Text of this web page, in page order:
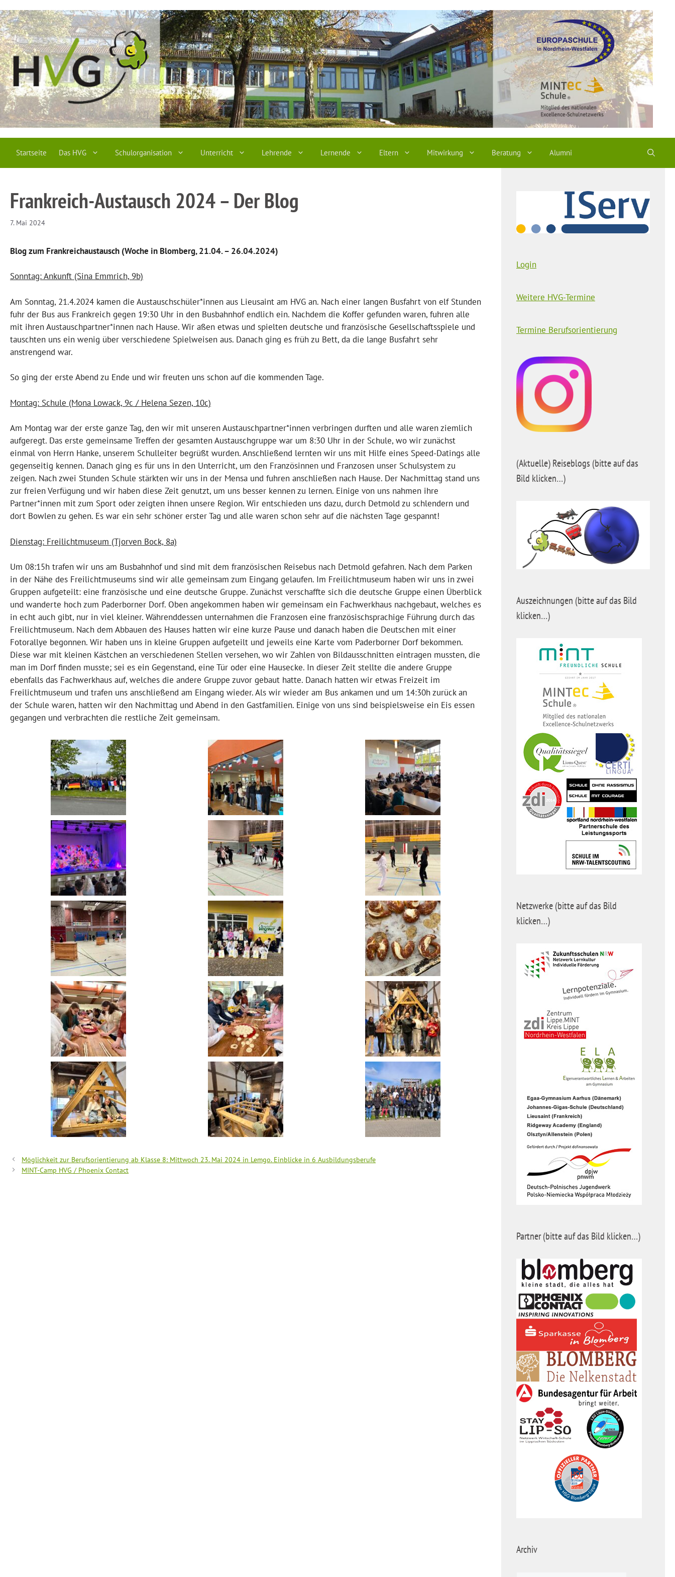
Inhalt
springen
Startseite Das HVG Schulorganisation Unterricht Lehrende Lernende Eltern Mitwirkung Beratung Alumni
Frankreich-Austausch 2024 – Der Blog
7. Mai 2024
Blog zum Frankreichaustausch (Woche in Blomberg, 21.04. – 26.04.2024)
Sonntag: Ankunft (Sina Emmrich, 9b)
Am Sonntag, 21.4.2024 kamen die Austauschschüler*innen aus Lieusaint am HVG an. Nach einer langen Busfahrt von elf Stunden
fuhr der Bus aus Frankreich gegen 19:30 Uhr in den Busbahnhof endlich ein. Nachdem die Koffer gefunden waren, fuhren alle
mit ihren Austauschpartner*innen nach Hause. Wir aßen etwas und spielten deutsche und französische Gesellschaftsspiele und
tauschten uns ein wenig über verschiedene Spielweisen aus. Danach ging es früh zu Bett, da die lange Busfahrt sehr
anstrengend war.
So ging der erste Abend zu Ende und wir freuten uns schon auf die kommenden Tage.
Montag: Schule (Mona Lowack, 9c / Helena Sezen, 10c)
Am Montag war der erste ganze Tag, den wir mit unseren Austauschpartner*innen verbringen durften und alle waren ziemlich
aufgeregt. Das erste gemeinsame Treffen der gesamten Austauschgruppe war um 8:30 Uhr in der Schule, wo wir zunächst
einmal von Herrn Hanke, unserem Schulleiter begrüßt wurden. Anschließend lernten wir uns mit Hilfe eines Speed-Datings alle
gegenseitig kennen. Danach ging es für uns in den Unterricht, um den Französinnen und Franzosen unser Schulsystem zu
zeigen. Nach zwei Stunden Schule stärkten wir uns in der Mensa und fuhren anschließen nach Hause. Der Nachmittag stand uns
zur freien Verfügung und wir haben diese Zeit genutzt, um uns besser kennen zu lernen. Einige von uns nahmen ihre
Partner*innen mit zum Sport oder zeigten ihnen unsere Region. Wir entschieden uns dazu, durch Detmold zu schlendern und
dort Bowlen zu gehen. Es war ein sehr schöner erster Tag und alle waren schon sehr auf die nächsten Tage gespannt!
Dienstag: Freilichtmuseum (Tjorven Bock, 8a)
Um 08:15h trafen wir uns am Busbahnhof und sind mit dem französischen Reisebus nach Detmold gefahren. Nach dem Parken
in der Nähe des Freilichtmuseums sind wir alle gemeinsam zum Eingang gelaufen. Im Freilichtmuseum haben wir uns in zwei
Gruppen aufgeteilt: eine französische und eine deutsche Gruppe. Zunächst verschaffte sich die deutsche Gruppe einen Überblick
und wanderte hoch zum Paderborner Dorf. Oben angekommen haben wir gemeinsam ein Fachwerkhaus nachgebaut, welches es
in echt auch gibt, nur in viel kleiner. Währenddessen unternahmen die Franzosen eine französischsprachige Führung durch das
Freilichtmuseum. Nach dem Abbauen des Hauses hatten wir eine kurze Pause und danach haben die Deutschen mit einer
Fotorallye begonnen. Wir haben uns in kleine Gruppen aufgeteilt und jeweils eine Karte vom Paderborner Dorf bekommen.
Diese war mit kleinen Kästchen an verschiedenen Stellen versehen, wo wir Zahlen von Bildausschnitten eintragen mussten, die
man im Dorf finden musste; sei es ein Gegenstand, eine Tür oder eine Hausecke. In dieser Zeit stellte die andere Gruppe
ebenfalls das Fachwerkhaus auf, welches die andere Gruppe zuvor gebaut hatte. Danach hatten wir etwas Freizeit im
Freilichtmuseum und trafen uns anschließend am Eingang wieder. Als wir wieder am Bus ankamen und um 14:30h zurück an
der Schule waren, hatten wir den Nachmittag und Abend in den Gastfamilien. Einige von uns sind beispielsweise ein Eis essen
gegangen und verbrachten die restliche Zeit gemeinsam.
Möglichkeit zur Berufsorientierung ab Klasse 8: Mittwoch 23. Mai 2024 in Lemgo. Einblicke in 6 Ausbildungsberufe
MINT-Camp HVG / Phoenix Contact
Login
Weitere HVG-Termine
Termine Berufsorientierung
(Aktuelle) Reiseblogs (bitte auf das
Bild klicken…)
Auszeichnungen (bitte auf das Bild
klicken…)
Netzwerke (bitte auf das Bild
klicken…)
Partner (bitte auf das Bild klicken…)
Archiv